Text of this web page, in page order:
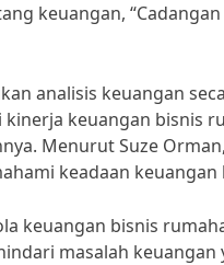
keuangan,
analisis keuangan
keuangan bisnis
Menurut Suze
keadaan keuangan
keuangan bisnis
masalah